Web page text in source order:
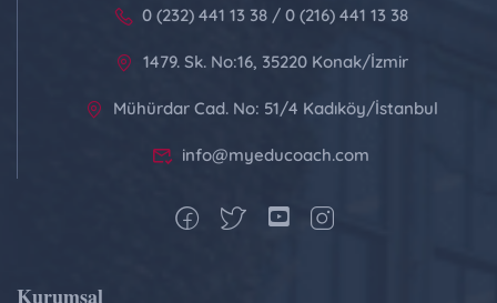
0 (232) 441 13 38 / 0 (216) 441 13 38
1479. Sk. No:16, 35220 Konak/İzmir
Mühürdar Cad. No: 51/4 Kadıköy/İstanbul
info@myeducoach.com
Kurumsal